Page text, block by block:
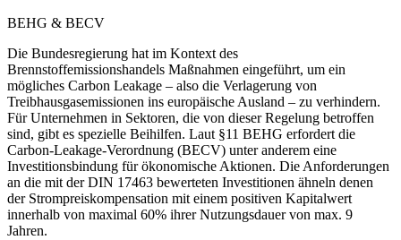
BEHG & BECV
Die Bundesregierung hat im Kontext des
Brennstoffemissionshandels Maßnahmen eingeführt, um ein
mögliches Carbon Leakage – also die Verlagerung von
Treibhausgasemissionen ins europäische Ausland – zu verhindern.
Für Unternehmen in Sektoren, die von dieser Regelung betroffen
sind, gibt es spezielle Beihilfen. Laut §11 BEHG erfordert die
Carbon-Leakage-Verordnung (BECV) unter anderem eine
Investitionsbindung für ökonomische Aktionen. Die Anforderungen
an die mit der DIN 17463 bewerteten Investitionen ähneln denen
der Strompreiskompensation mit einem positiven Kapitalwert
innerhalb von maximal 60% ihrer Nutzungsdauer von max. 9
Jahren.